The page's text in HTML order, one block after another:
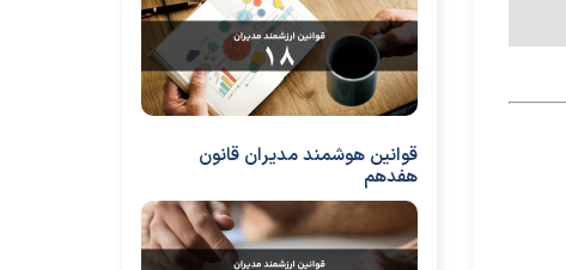
قوانین هوشمند مدیران قانون
هفدهم